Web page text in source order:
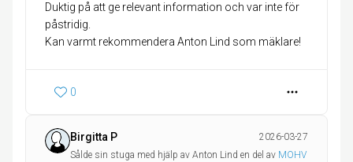
Duktig på att ge relevant information och var inte för
påstridig.
Kan varmt rekommendera Anton Lind som mäklare!
0
Birgitta P
2026-03-27
Sålde sin stuga med hjälp av Anton Lind en del av MOHV